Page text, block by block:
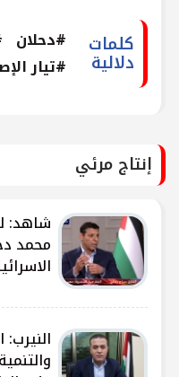
كلمات
دلالية
#دحلان
#تيار
إنتاج مرئي
شاهد:
محمد